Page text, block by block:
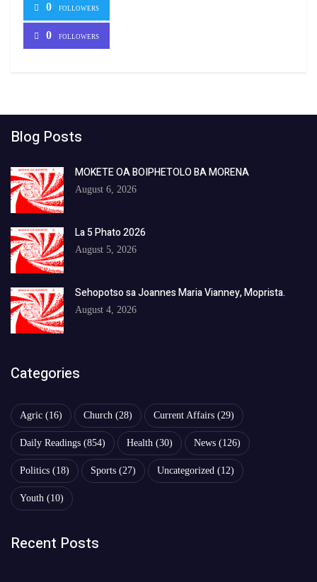
0 FOLLOWERS
0 FOLLOWERS
Blog Posts
MOKETE OA BOIPHETOLO BA MORENA
August 6, 2026
La 5 Phato 2026
August 5, 2026
Sehopotso sa Joannes Maria Vianney, Moprista.
August 4, 2026
Categories
Agric (16) Church (28) Current Affairs (29)
Daily Readings (854) Health (30) News (126)
Politics (18) Sports (27) Uncategorized (12)
Youth (10)
Recent Posts